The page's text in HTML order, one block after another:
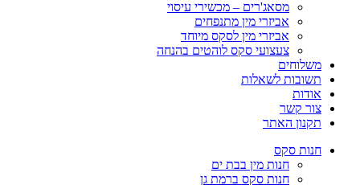
מסאג'רים – מכשירי עיסוי
אביזרי מין מתנפחים
אביזרי מין לסקס מיוחד
צעצועי סקס לוהטים בהנחה
משלוחים
תשובות לשאלות
אודות
צור קשר
תקנון האתר
חנות סקס
חנות מין בבת ים
חנות סקס ברמת גן